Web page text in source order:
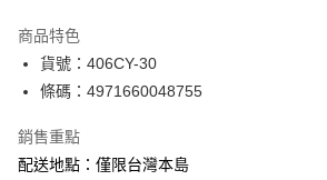
悠遊付
ATM付款
運送方式
商品特色
貨號：406CY-30
條碼：4971660048755
銷售重點
配送地點：僅限台灣本島